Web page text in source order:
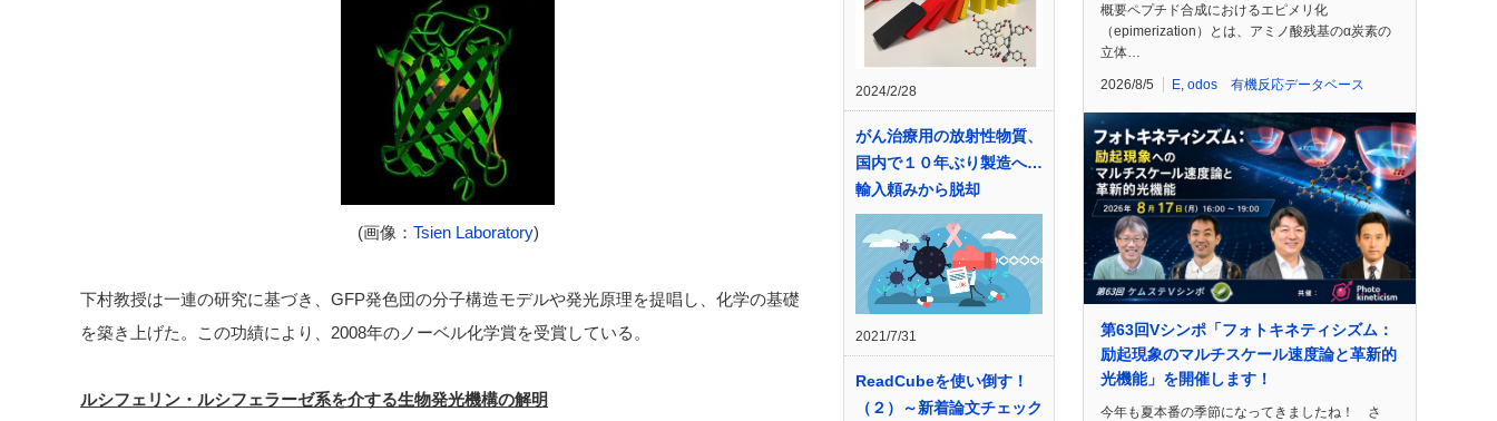
(画像： Tsien Laboratory)
下村教授は一連の研究に基づき、GFP発色団の分子構造モデルや発光原理を提唱し、化学の基礎
を築き上げた。この功績により、2008年のノーベル化学賞を受賞している。
ルシフェリン・ルシフェラーゼ系を介する生物発光機構の解明
2024/2/28
がん治療用の放射性物質、
国内で１０年ぶり製造へ…
輸入頼みから脱却
2021/7/31
ReadCubeを使い倒す！
（２）～新着論文チェック
概要ペプチド合成におけるエピメリ化
（epimerization）とは、アミノ酸残基のα炭素の
立体…
2026/8/5 E, odos 有機反応データベース
第63回Vシンポ「フォトキネティシズム：
励起現象のマルチスケール速度論と革新的
光機能」を開催します！
今年も夏本番の季節になってきましたね！ さ